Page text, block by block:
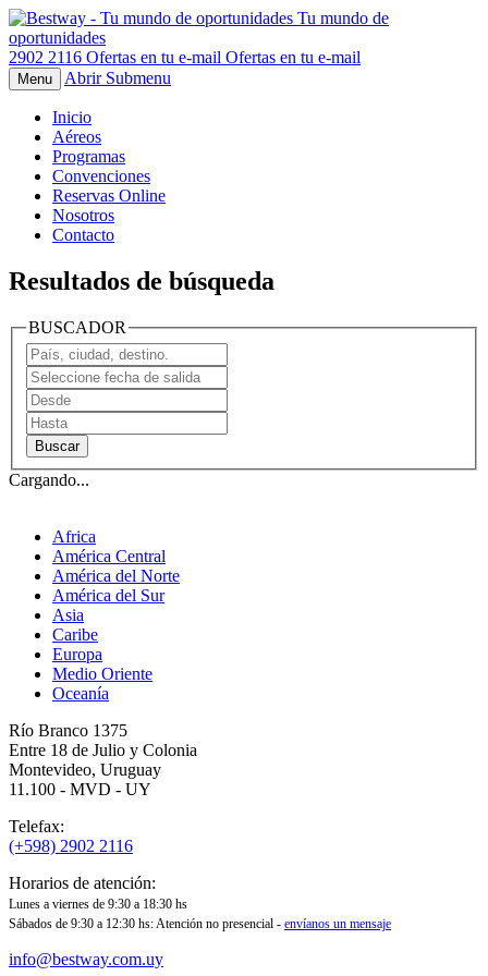
Tu mundo de
oportunidades
2902 2116 Ofertas en tu e-mail Ofertas en tu e-mail
Menu Abrir Submenu
Inicio
Aéreos
Programas
Convenciones
Reservas Online
Nosotros
Contacto
Resultados de búsqueda
BUSCADOR
Cargando...
Africa
América Central
América del Norte
América del Sur
Asia
Caribe
Europa
Medio Oriente
Oceanía
Río Branco 1375
Entre 18 de Julio y Colonia
Montevideo, Uruguay
11.100 - MVD - UY
Telefax:
(+598) 2902 2116
Horarios de atención:
Lunes a viernes de 9:30 a 18:30 hs
Sábados de 9:30 a 12:30 hs: Atención no presencial - envíanos un mensaje
info@bestway.com.uy